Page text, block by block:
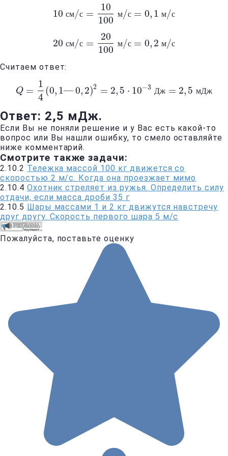
10 см/с =
10
100
м/с = 0, 1 м/с
10см /с= 10100м/с =0 ,1м/ с
20 см/с =
20
100
м/с = 0, 2 м/с
20см /с= 20100м/с =0 ,2м/ с
Считаем ответ:
Q =
1
4
(0, 1—0, 2)2 = 2, 5 ⋅ 10−3 Дж = 2, 5 мДж
Q=1 4(0,1—0,2)2 =2 5⋅ 10 − 3Дж= 2,5мД ж
Ответ: 2,5 мДж.
Если Вы не поняли решение и у Вас есть какой-то
вопрос или Вы нашли ошибку, то смело оставляйте
ниже комментарий.
Смотрите также задачи:
2.10.2 Тележка массой 100 кг движется со
скоростью 2 м/с. Когда она проезжает мимо
2.10.4 Охотник стреляет из ружья. Определить силу
отдачи, если масса дроби 35 г
2.10.5 Шары массами 1 и 2 кг движутся навстречу
друг другу. Скорость первого шара 5 м/с
Пожалуйста, поставьте оценку